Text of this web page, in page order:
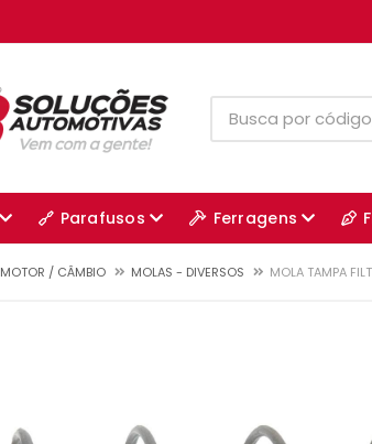
Parafusos Ferragens
MOTOR / CÂMBIO MOLAS - DIVERSOS MOLA TAMPA